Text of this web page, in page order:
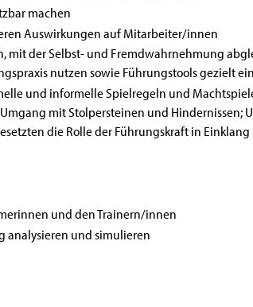
machen
Auswirkungen auf Mitarbeiter/innen
mit der Selbst- und Fremdwahrnehmung
nutzen sowie Führungstools gezielt
und informelle Spielregeln und
mit Stolpersteinen und Hindernissen;
die Rolle der Führungskraft in
und den Trainern/innen
analysieren und simulieren